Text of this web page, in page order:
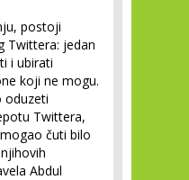
postoji
Twittera: jedan
i ubirati
koji ne mogu.
oduzeti
Twittera,
čuti bilo
Abdul